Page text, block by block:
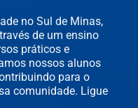
no Sul de Minas,
de um ensino
práticos e
nossos alunos
para o
comunidade. Ligue